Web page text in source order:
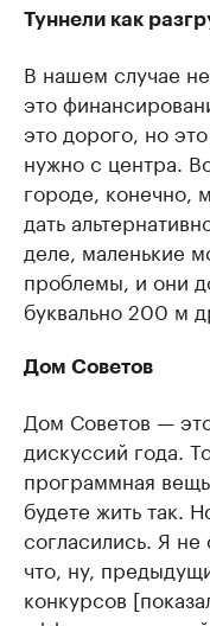
Туннели как
В нашем случае
это
это дорого, но
нужно с центра.
городе, конечно,
дать
деле, маленькие
проблемы, и они
буквально 200 м
Дом Советов
Дом Советов —
дискуссий года.
программная
будете жить так.
согласились. Я
что, ну,
конкурсов